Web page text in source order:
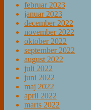
februar 2023
januar 2023
december 2022
november 2022
oktober 2022
september 2022
august 2022
juli 2022
juni 2022
maj 2022
april 2022
marts 2022